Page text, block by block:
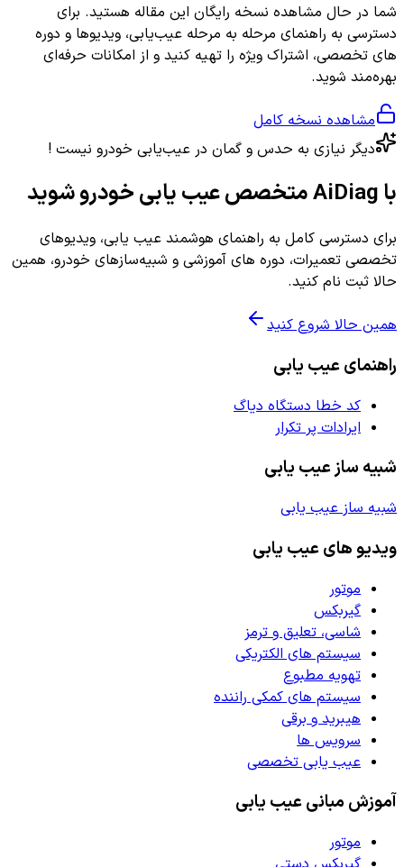
شما در حال مشاهده نسخه رایگان این مقاله هستید. برای
دسترسی به راهنمای مرحله به مرحله عیب‌یابی، ویدیوها و دوره
های تخصصی، اشتراک ویژه را تهیه کنید و از امکانات حرفه‌ای
بهره‌مند شوید.
مشاهده نسخه کامل
دیگر نیازی به حدس و گمان در عیب‌یابی خودرو نیست !
با AiDiag متخصص عیب یابی خودرو شوید
برای دسترسی کامل به راهنمای هوشمند عیب یابی، ویدیوهای
تخصصی تعمیرات، دوره های آموزشی و شبیه‌سازهای خودرو، همین
حالا ثبت نام کنید.
همین حالا شروع کنید
راهنمای عیب یابی
کد خطا دستگاه دیاگ
ایرادات پر تکرار
شبیه ساز عیب یابی
شبیه ساز عیب یابی
ویدیو های عیب یابی
موتور
گیربکس
شاسی، تعلیق و ترمز
سیستم های الکتریکی
تهویه مطبوع
سیستم های کمکی راننده
هیبرید و برقی
سرویس ها
عیب یابی تخصصی
آموزش مبانی عیب یابی
موتور